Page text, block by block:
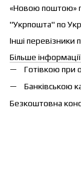
«Новою поштою»
"Укрпошта" по
Інші перевізники
Більше
Готівкою при
Банківською
Безкоштовна